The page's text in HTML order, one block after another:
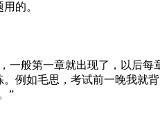
的。
般第一章就出现了，以后每
例如毛思，考试前一晚我就
”